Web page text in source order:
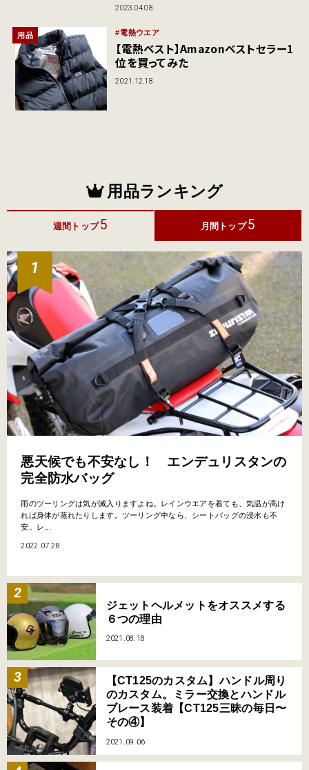
2023.04.08
用品 電熱ウエア
【電熱ベスト】Amazonベストセラー1
位を買ってみた
2021.12.18
用品ランキング
週間トップ5 月間トップ 5
悪天候でも不安なし！ エンデュリスタンの
完全防水バッグ
雨のツーリングは気が滅入りますよね。レインウエアを着ても、気温が高け
れば身体が蒸れたりします。ツーリング中なら、シートバッグの浸水も不
安。レ...
2022.07.28
ジェットヘルメットをオススメする
６つの理由
2021.08.18
【CT125のカスタム】ハンドル周り
のカスタム。ミラー交換とハンドル
ブレース装着【CT125三昧の毎日〜
その④】
2021.09.06